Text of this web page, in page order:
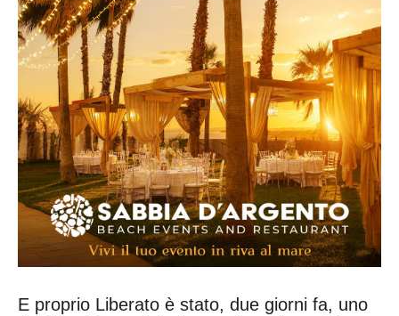
E proprio Liberato è stato, due giorni fa, uno